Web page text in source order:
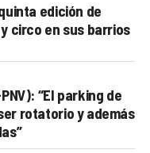
edición de
circo en sus barrios
“El parking de
rotatorio y además